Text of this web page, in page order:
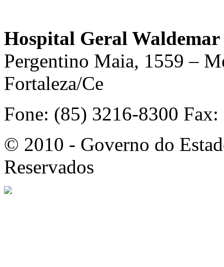
Hospital Geral
Pergentino Maia, 1559 –
Fortaleza/Ce
Fone: (85) 3216-8300
© 2010 - Governo do
Reservados